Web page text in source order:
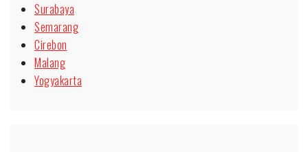
Surabaya
Semarang
Cirebon
Malang
Yogyakarta